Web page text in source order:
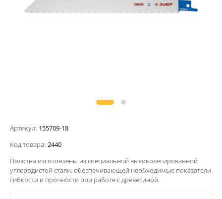
Артикул: 155709-18
Код товара: 2440
Полотна изготовлены из специальной высоколегированной
углеродистой стали, обеспечивающей необходимые показатели
гибкости и прочности при работе с древесиной.